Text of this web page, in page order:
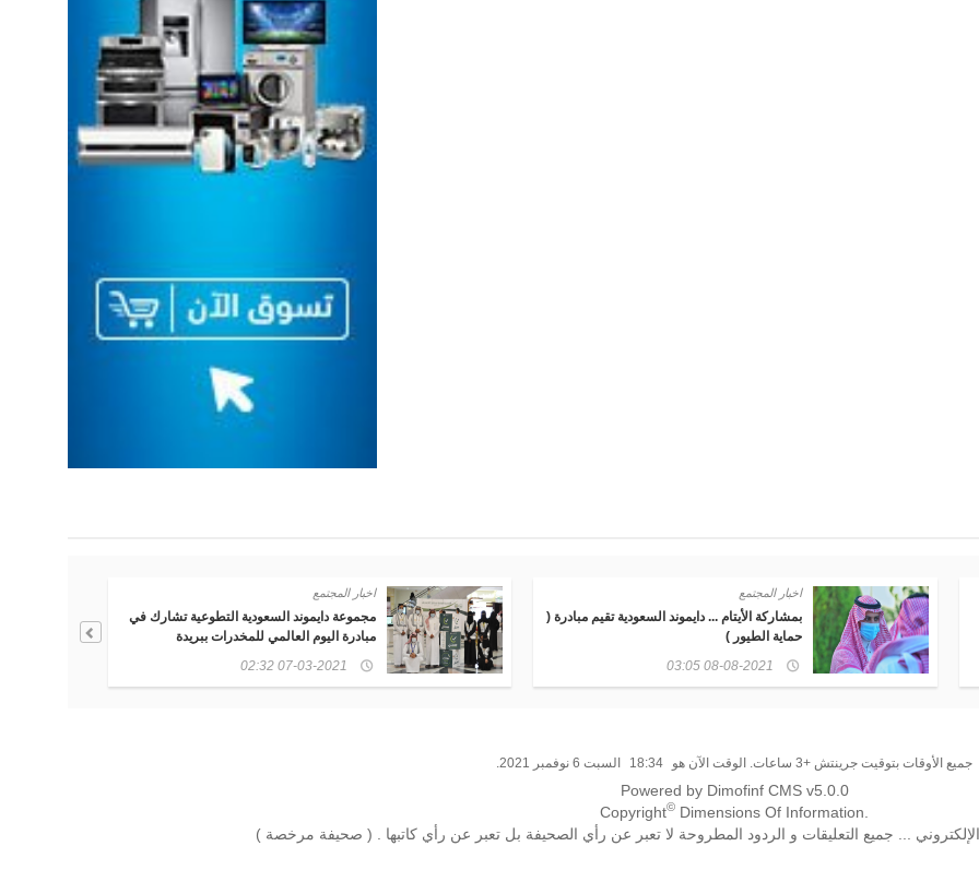
(
اخبار المجتمع
مجموعة دايموند السعودية التطوعية تشارك في
مبادرة اليوم العالمي للمخدرات ببريدة
07-03-2021 02:32
اخبار المجتمع
دايموند السعودية تشارك في ( فني يتكلم عني )
بجانب فريق فرشاة للرسم
06-21-2021 01:31
جميع الأوقات بتوقيت جرينتش +3 ساعات. الوقت الآن هو 18:34 السبت 6 نوفمبر 2021.
Powered by Dimofinf CMS v5.0.0
Copyright© Dimensions Of Information.
... جميع التعليقات و الردود المطروحة لا تعبر عن رأي الصحيفة بل تعبر عن رأي كاتبها . ( صحيفة مرخصة )